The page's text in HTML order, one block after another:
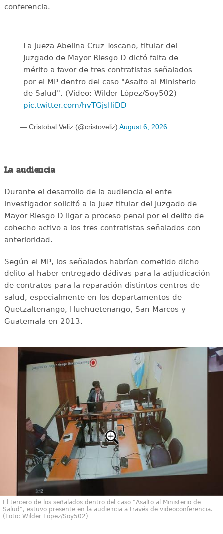
conferencia.
La jueza Abelina Cruz Toscano, titular del
Juzgado de Mayor Riesgo D dictó falta de
mérito a favor de tres contratistas señalados
por el MP dentro del caso "Asalto al Ministerio
de Salud". (Video: Wilder López/Soy502)
pic.twitter.com/hvTGjsHiDD
— Cristobal Veliz (@cristoveliz) August 6, 2026
La audiencia
Durante el desarrollo de la audiencia el ente
investigador solicitó a la juez titular del Juzgado de
Mayor Riesgo D ligar a proceso penal por el delito de
cohecho activo a los tres contratistas señalados con
anterioridad.
Según el MP, los señalados habrían cometido dicho
delito al haber entregado dádivas para la adjudicación
de contratos para la reparación distintos centros de
salud, especialmente en los departamentos de
Quetzaltenango, Huehuetenango, San Marcos y
Guatemala en 2013.
El tercero de los señalados dentro del caso "Asalto al Ministerio de
Salud", estuvo presente en la audiencia a través de videoconferencia.
(Foto: Wilder López/Soy502)